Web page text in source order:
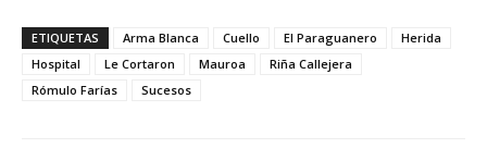
ETIQUETAS Arma Blanca Cuello El Paraguanero
Herida
Hospital
Le Cortaron Mauroa
Riña Callejera
Rómulo Farías
Sucesos